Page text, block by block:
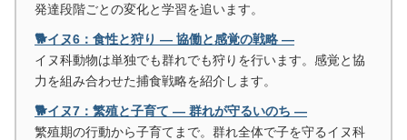
発達段階ごとの変化と学習を追います。
🐕イヌ6：食性と狩り ― 協働と感覚の戦略 ―
イヌ科動物は単独でも群れでも狩りを行います。感覚と協
力を組み合わせた捕食戦略を紹介します。
🐕イヌ7：繁殖と子育て ― 群れが守るいのち ―
繁殖期の行動から子育てまで。群れ全体で子を守るイヌ科